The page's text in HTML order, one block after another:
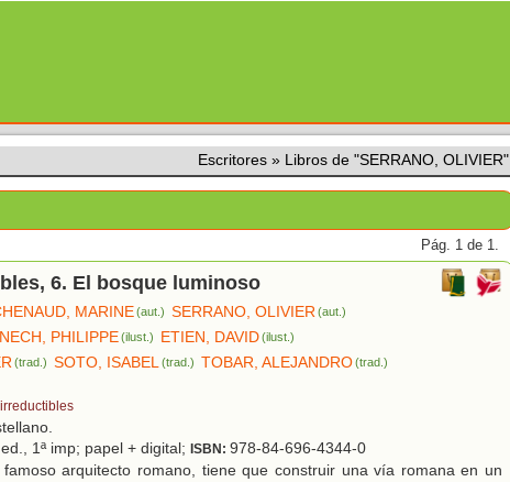
Escritores » Libros de "SERRANO, OLIVIER"
Pág. 1 de 1.
6. El bosque luminoso
MARINE(aut.) SERRANO, OLIVIER (aut.)
PHILIPPE(ilust.) ETIEN, DAVID (ilust.)
(trad.) SOTO, ISABEL(trad.) TOBAR, ALEJANDRO (trad.)
1ª imp; papel + digital; ISBN: 978-84-696-4344-0
famoso arquitecto romano, tiene que construir una vía romana en un